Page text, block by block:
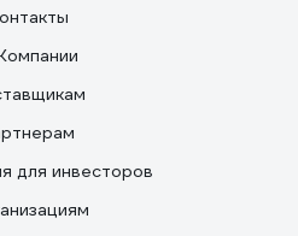
для инвесторов